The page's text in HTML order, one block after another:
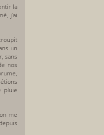
la
j’ai
un
sans
nos
pluie
me